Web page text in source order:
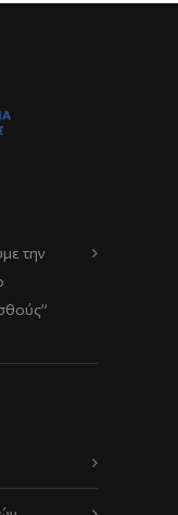
την